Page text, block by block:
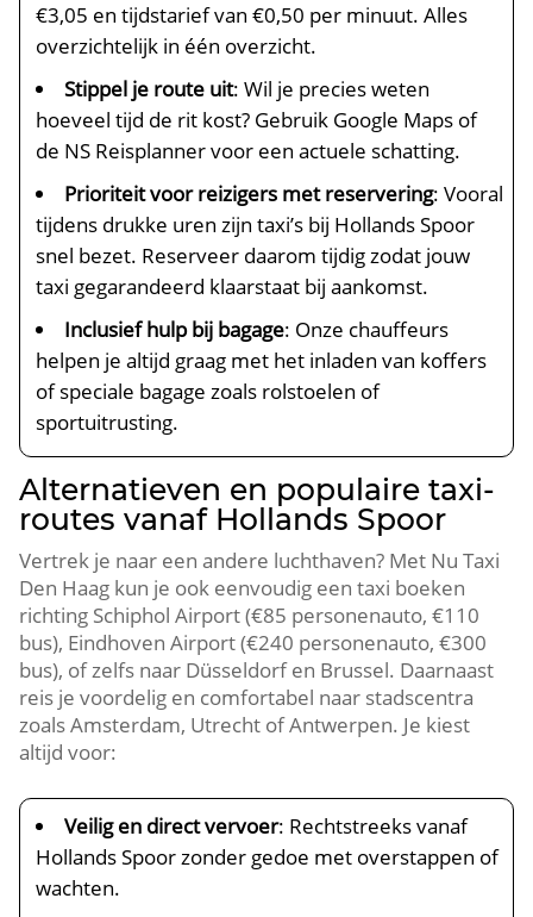
€3,05 en tijdstarief van €0,50 per minuut. Alles
overzichtelijk in één overzicht.
Stippel je route uit: Wil je precies weten
hoeveel tijd de rit kost? Gebruik Google Maps of
de NS Reisplanner voor een actuele schatting.
Prioriteit voor reizigers met reservering: Vooral
tijdens drukke uren zijn taxi’s bij Hollands Spoor
snel bezet. Reserveer daarom tijdig zodat jouw
taxi gegarandeerd klaarstaat bij aankomst.
Inclusief hulp bij bagage: Onze chauffeurs
helpen je altijd graag met het inladen van koffers
of speciale bagage zoals rolstoelen of
sportuitrusting.
Alternatieven en populaire taxi-
routes vanaf Hollands Spoor
Vertrek je naar een andere luchthaven? Met Nu Taxi
Den Haag kun je ook eenvoudig een taxi boeken
richting Schiphol Airport (€85 personenauto, €110
bus), Eindhoven Airport (€240 personenauto, €300
bus), of zelfs naar Düsseldorf en Brussel. Daarnaast
reis je voordelig en comfortabel naar stadscentra
zoals Amsterdam, Utrecht of Antwerpen. Je kiest
altijd voor:
Veilig en direct vervoer: Rechtstreeks vanaf
Hollands Spoor zonder gedoe met overstappen of
wachten.